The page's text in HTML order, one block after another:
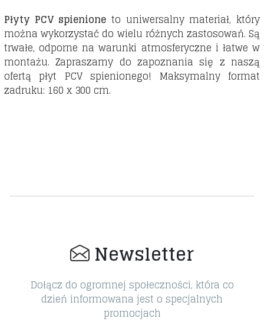
Płyty PCV spienione to uniwersalny materiał, który
można wykorzystać do wielu różnych zastosowań. Są
trwałe, odporne na warunki atmosferyczne i łatwe w
montażu. Zapraszamy do zapoznania się z naszą
ofertą płyt PCV spienionego! Maksymalny format
zadruku: 160 x 300 cm.
Newsletter
Dołącz do ogromnej społeczności, która co
dzień informowana jest o specjalnych
promocjach